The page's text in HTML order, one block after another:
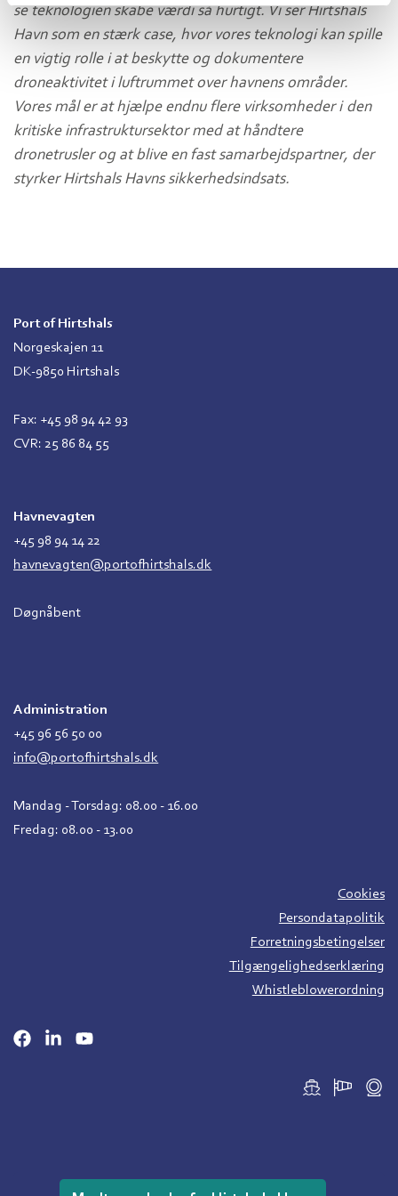
se teknologien skabe værdi så hurtigt. Vi ser Hirtshals
Havn som en stærk case, hvor vores teknologi kan spille
en vigtig rolle i at beskytte og dokumentere
droneaktivitet i luftrummet over havnens områder.
Vores mål er at hjælpe endnu flere virksomheder i den
kritiske infrastruktursektor med at håndtere
dronetrusler og at blive en fast samarbejdspartner, der
styrker Hirtshals Havns sikkerhedsindsats.
Port of Hirtshals
Norgeskajen 11
DK-9850 Hirtshals
Fax: +45 98 94 42 93
CVR: 25 86 84 55
Havnevagten
+45 98 94 14 22
havnevagten@portofhirtshals.dk
Døgnåbent
Administration
+45 96 56 50 00
info@portofhirtshals.dk
Mandag - Torsdag: 08.00 - 16.00
Fredag: 08.00 - 13.00
Cookies
Persondatapolitik
Forretningsbetingelser
Tilgængelighedserklæring
Whistleblowerordning